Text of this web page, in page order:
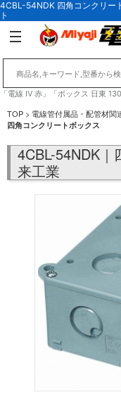
4CBL-54NDK 四角コンクリー
ト
「電線 IV 赤」「ボックス 日東
TOP > 電線管付属品・配管材関
四角コンクリートボックス
4CBL-54NDK
来工業